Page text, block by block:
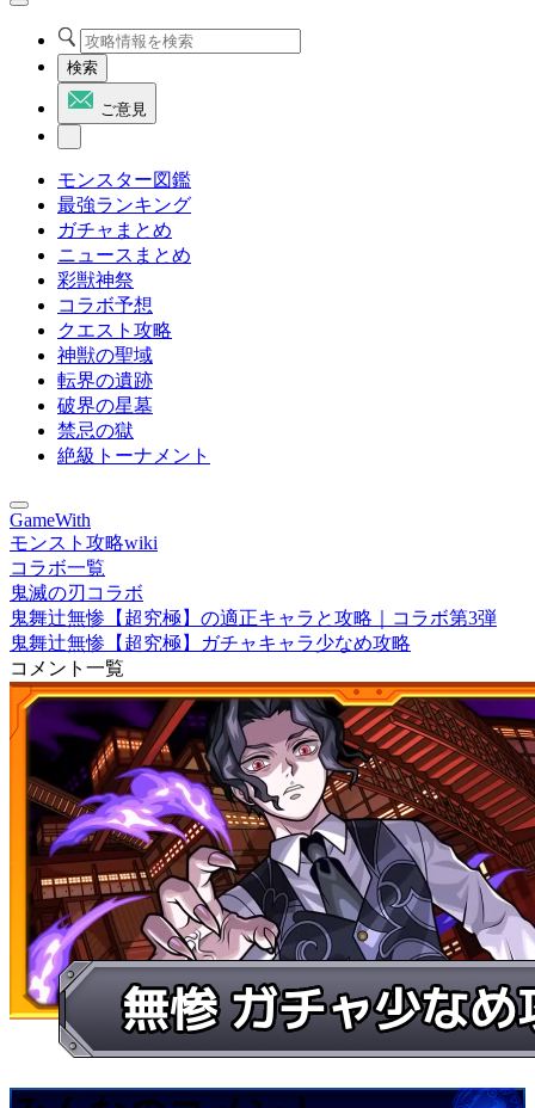
検索
ご意見
モンスター図鑑
最強ランキング
ガチャまとめ
ニュースまとめ
彩獣神祭
コラボ予想
クエスト攻略
神獣の聖域
転界の遺跡
破界の星墓
禁忌の獄
絶級トーナメント
GameWith
モンスト攻略wiki
コラボ一覧
鬼滅の刃コラボ
鬼舞辻無惨【超究極】の適正キャラと攻略｜コラボ第3弾
鬼舞辻無惨【超究極】ガチャキャラ少なめ攻略
コメント一覧